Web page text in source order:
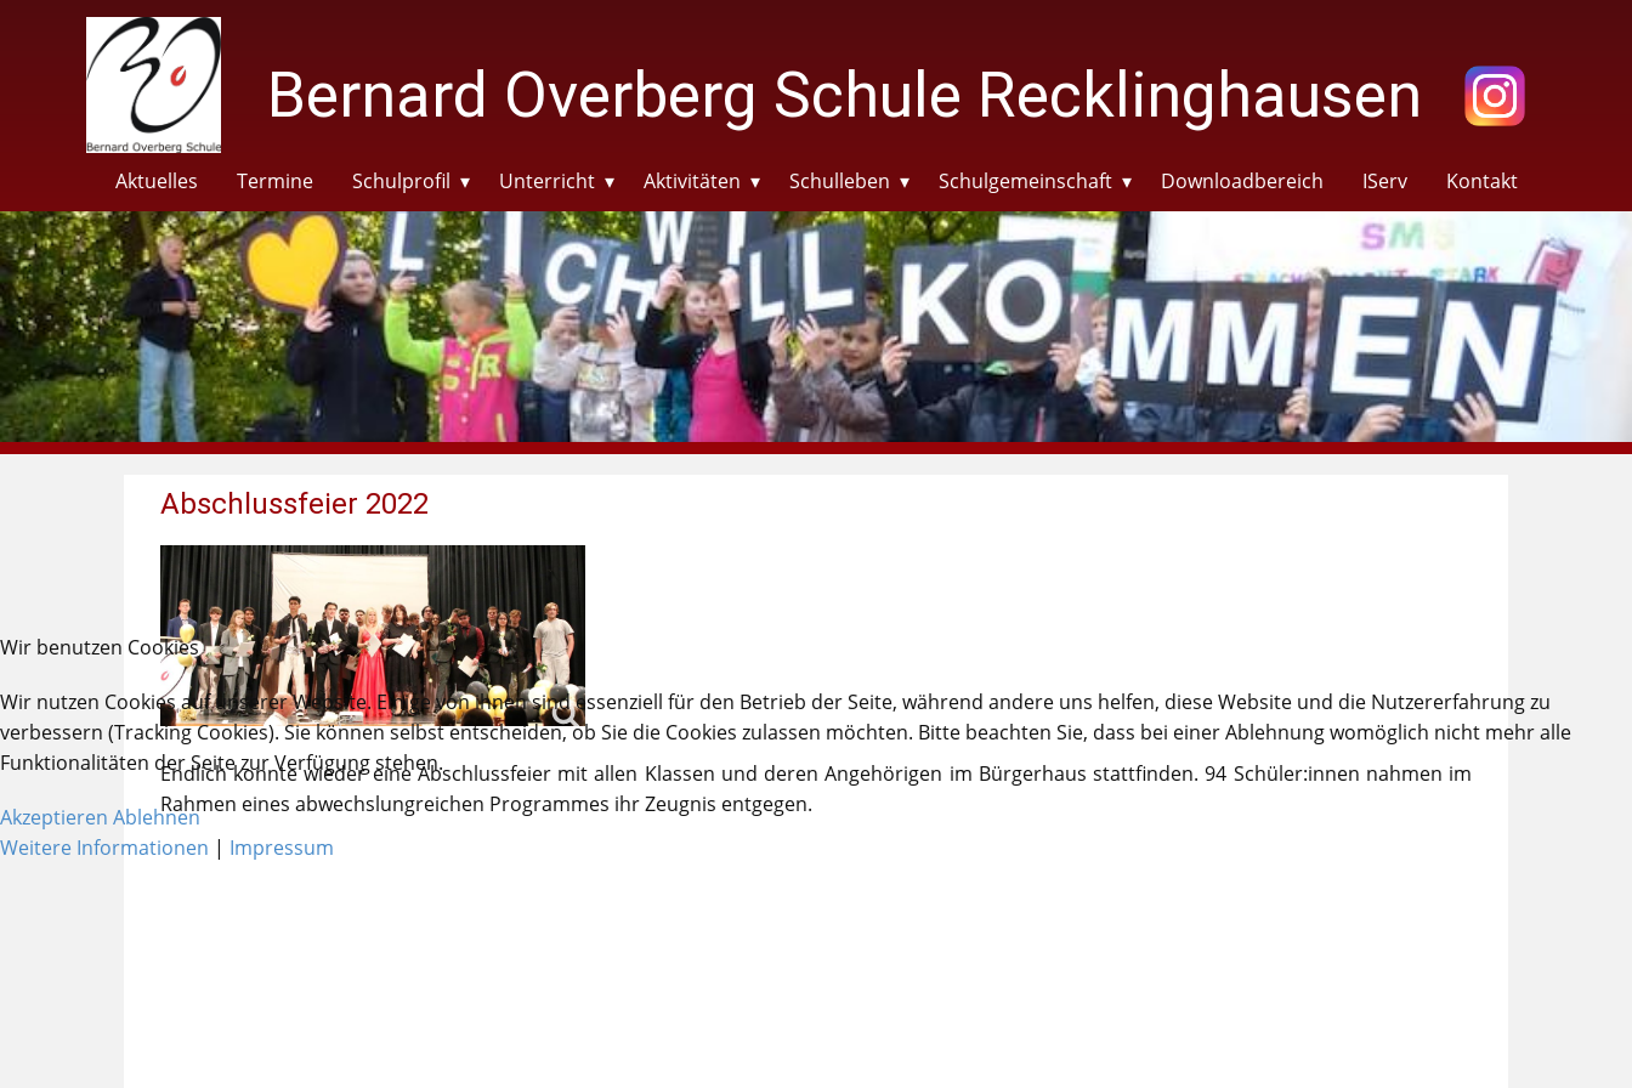
Bernard Overberg Schule Recklinghausen
Aktuelles Termine Schulprofil Unterricht Aktivitäten Schulleben Schulgemeinschaft Downloadbereich IServ Kontakt
Abschlussfeier 2022
Endlich konnte wieder eine Abschlussfeier mit allen Klassen und deren Angehörigen im Bürgerhaus stattfinden. 94 Schüler:innen nahmen im
Rahmen eines abwechslungreichen Programmes ihr Zeugnis entgegen.
Wir benutzen Cookies
Wir nutzen Cookies auf unserer Website. Einige von ihnen sind essenziell für den Betrieb der Seite, während andere uns helfen, diese Website und die Nutzererfahrung zu
verbessern (Tracking Cookies). Sie können selbst entscheiden, ob Sie die Cookies zulassen möchten. Bitte beachten Sie, dass bei einer Ablehnung womöglich nicht mehr alle
Funktionalitäten der Seite zur Verfügung stehen.
Akzeptieren Ablehnen
Weitere Informationen | Impressum